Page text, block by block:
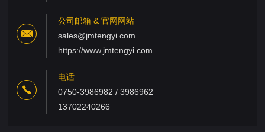
公司邮箱 & 官网网站
sales@jmtengyi.com
https://www.jmtengyi.com
电话
0750-3986982 / 3986962
13702240266